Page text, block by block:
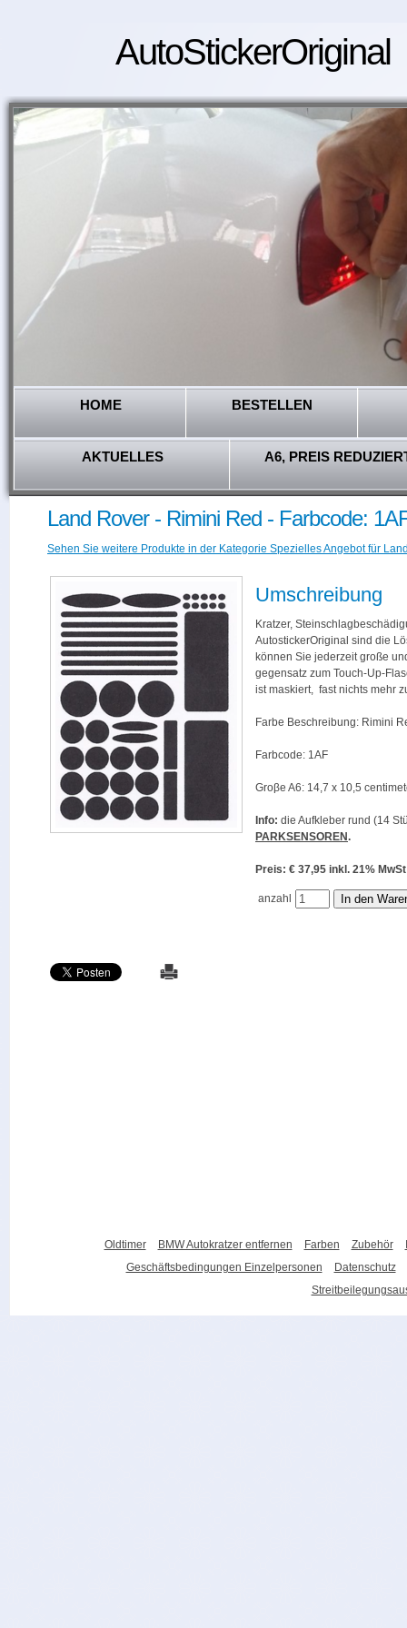
AutoStickerOriginal
HOME BESTELLEN
AKTUELLES A6, PREIS
Land Rover - Rimini Red - Farbcode:
Sehen Sie weitere Produkte in der Kategorie Spezielles Angebot für
Umschreibung
Kratzer,
AutostickerOriginal sind die
können Sie jederzeit große
gegensatz zum Touch-Up-
ist maskiert, fast nichts mehr
Farbe Beschreibung: Rimini
Farbcode: 1AF
Groβe A6: 14,7 x 10,5
Info: die Aufkleber rund (14
PARKSENSOREN.
Preis: € 37,95 inkl. 21%
anzahl
Oldtimer BMW Autokratzer entfernen Farben Zubehör
Geschäftsbedingungen Einzelpersonen
Datenschutz